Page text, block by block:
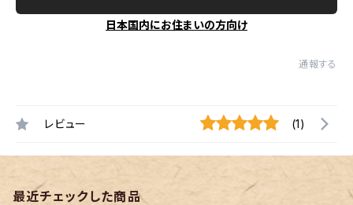
日本国内にお住まいの方向け
通報する
レビュー (1)
最近チェックした商品